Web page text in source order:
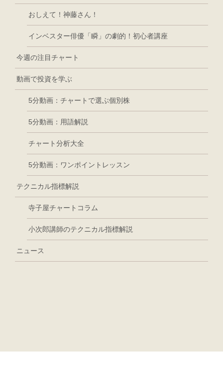
おしえて！神藤さん！
インベスター俳優「瞬」の劇的！初心者講座
今週の注目チャート
動画で投資を学ぶ
5分動画：チャートで選ぶ個別株
5分動画：用語解説
チャート分析大全
5分動画：ワンポイントレッスン
テクニカル指標解説
寺子屋チャートコラム
小次郎講師のテクニカル指標解説
ニュース